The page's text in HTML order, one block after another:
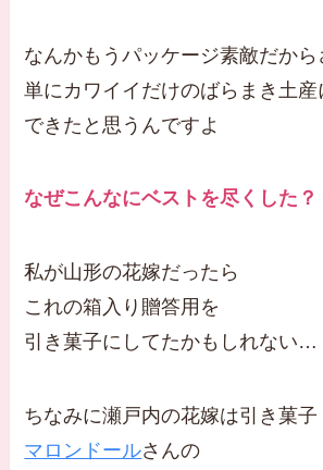
なんかもうパッケージ素敵だから
単にカワイイだけのばらまき土産
できたと思うんですよ
なぜこんなにベストを尽くした？
私が山形の花嫁だったら
これの箱入り贈答用を
引き菓子にしてたかもしれない…
ちなみに瀬戸内の花嫁は引き菓子
マロンドールさんの